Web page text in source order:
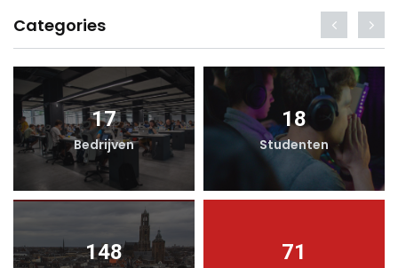
Categories
17
Bedrijven
18
Studenten
148 71